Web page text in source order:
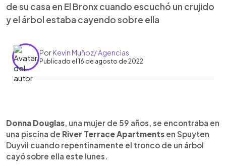
de su casa en El Bronx cuando escuchó un crujido
y el árbol estaba cayendo sobre ella
PorKevin Muñoz/ Agencias
Publicado el 16 de agosto de 2022
► Escuchar artículo
Donna Douglas , una mujer de 59 años, se encontraba en
una piscina de River Terrace Apartments en Spuyten
Duyvil cuando repentinamente el tronco de un árbol
cayó sobre ella este lunes.